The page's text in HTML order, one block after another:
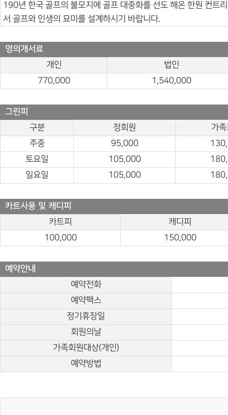
190년 한국 골프의 불모지에 골프 대중화를 선도 해온 한원 컨트
서 골프와 인생의 묘미를 설계하시기 바랍니다.
명의개서료
개인
법인
770,000
1,540,000
그린피
구분
정회원
가
주중
95,000
토요일
105,000
일요일
105,000
카트사용 및 캐디피
카트피
캐디피
100,000
150,000
예약안내
예약전화
예약팩스
정기휴장일
회원의날
가족회원대상(개인)
예약방법